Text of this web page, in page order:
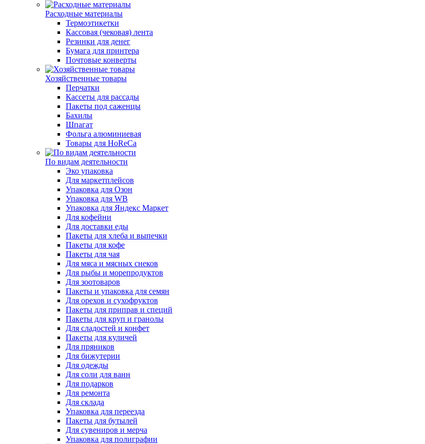
Расходные материалы
Термоэтикетки
Кассовая (чековая) лента
Резинки для денег
Бумага для принтера
Почтовые конверты
Хозяйственные товары
Перчатки
Кассеты для рассады
Пакеты под саженцы
Бахилы
Шпагат
Фольга алюминиевая
Товары для HoReCa
По видам деятельности
Эко упаковка
Для маркетплейсов
Упаковка для Озон
Упаковка для WB
Упаковка для Яндекс Маркет
Для кофейни
Для доставки еды
Пакеты для хлеба и выпечки
Пакеты для кофе
Пакеты для чая
Для мяса и мясных снеков
Для рыбы и морепродуктов
Для зоотоваров
Пакеты и упаковка для семян
Для орехов и сухофруктов
Пакеты для приправ и специй
Пакеты для круп и гранолы
Для сладостей и конфет
Пакеты для куличей
Для пряников
Для бижутерии
Для одежды
Для соли для ванн
Для подарков
Для ремонта
Для склада
Упаковка для переезда
Пакеты для бутылей
Для сувениров и мерча
Упаковка для полиграфии